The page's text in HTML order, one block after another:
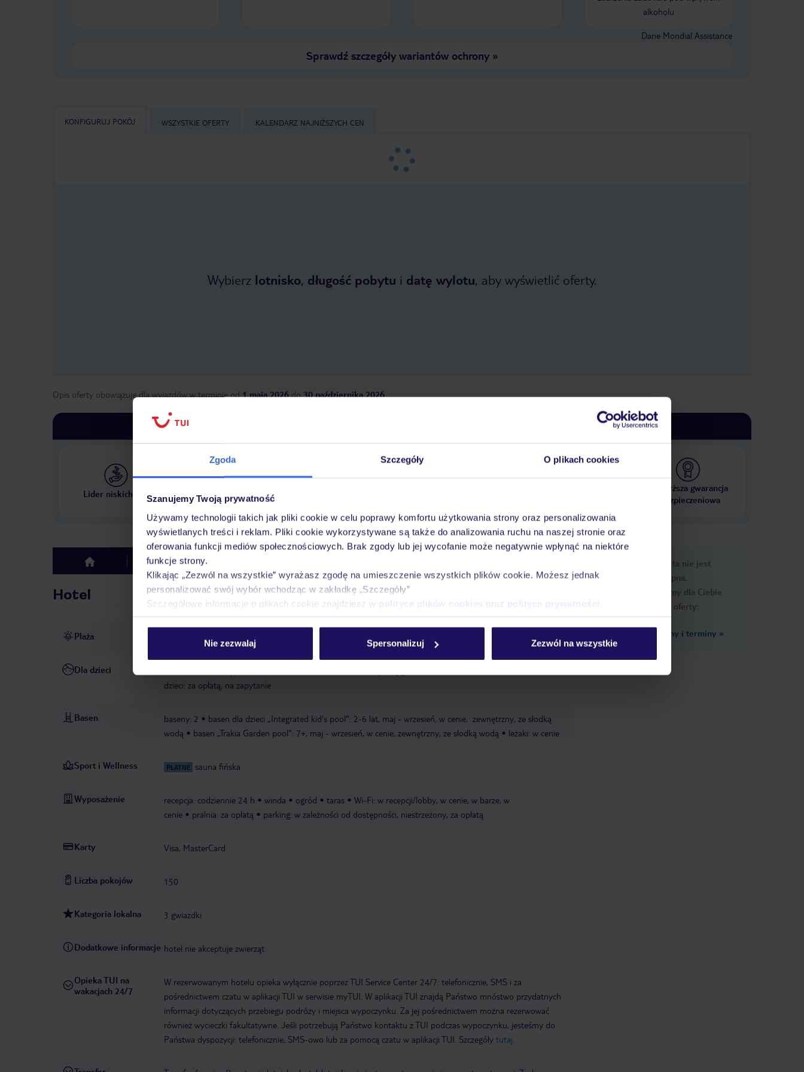
Zgoda Szczegóły O plikach cookies
Szanujemy Twoją prywatność
Używamy technologii takich jak pliki cookie w celu poprawy komfortu użytkowania strony oraz personalizowania
wyświetlanych treści i reklam. Pliki cookie wykorzystywane są także do analizowania ruchu na naszej stronie oraz
oferowania funkcji mediów społecznościowych. Brak zgody lub jej wycofanie może negatywnie wpłynąć na niektóre
funkcje strony.
Klikając „Zezwól na wszystkie” wyrażasz zgodę na umieszczenie wszystkich plików cookie. Możesz jednak
personalizować swój wybór wchodząc w zakładkę „Szczegóły”
Szczegółowe informacje o plikach cookie znajdziesz w polityce plików cookies oraz polityce prywatności
Nie zezwalaj Spersonalizuj Zezwól na wszystkie
alkoholu
Dane Mondial Assistance
Sprawdź szczegóły wariantów ochrony»
KONFIGURUJ POKÓJ WSZYSTKIE OFERTY KALENDARZ NAJNIŻSZYCH CEN
Wybierz lotnisko, długość pobytu i datę wylotu, aby wyświetlić oferty.
Opis oferty obowiązuje dla wyjazdów w terminie od 1 maja 2026do30 października 2026
Lider niskich cen
w Polsce
Najwyższa gwarancja
ubezpieczeniowa
top Hotel
Hotel
Plaża ok. 250 m od plaży piaszczysta hotel oddzielony od plaży ulicą
Dla dzieci
dzieci: za opłatą, na zapytanie
Basen baseny: 2
basen dla dzieci „Integrated kid's pool": 2-6 lat, maj - wrzesień, w cenie, zewnętrzny, ze słodką
wodą
basen „Trakia Garden pool": 7+, maj - wrzesień, w cenie, zewnętrzny, ze słodką wodą leżaki: w cenie
Sport i Wellness PŁATNE sauna fińska
Wyposażenie recepcja: codziennie 24 h winda ogród taras
Wi-Fi: w recepcji/lobby, w cenie, w barze, w
cenie
pralnia: za opłatą parking: w zależności od dostępności, niestrzeżony, za opłatą
Karty Visa, MasterCard
Liczba pokojów 150
Kategoria lokalna 3 gwiazdki
Dodatkowe informacje hotel nie akceptuje zwierząt
Opieka TUI na
wakacjach 24/7
W rezerwowanym hotelu opieka wyłącznie poprzez TUI Service Center 24/7: telefonicznie, SMS i za
pośrednictwem czatu w aplikacji TUI w serwisie myTUI. W aplikacji TUI znajdą Państwo mnóstwo przydatnych
informacji dotyczących przebiegu podróży i miejsca wypoczynku. Za jej pośrednictwem można rezerwować
również wycieczki fakultatywne. Jeśli potrzebują Państwo kontaktu z TUI podczas wypoczynku, jesteśmy do
Państwa dyspozycji: telefonicznie, SMS-owo lub za pomocą czatu w aplikacji TUI. Szczegóły tutaj
Ups, ta oferta nie jest
dostępna.
Przygotowaliśmy dla Ciebie
podobne oferty:
Zobacz inne ceny i terminy »